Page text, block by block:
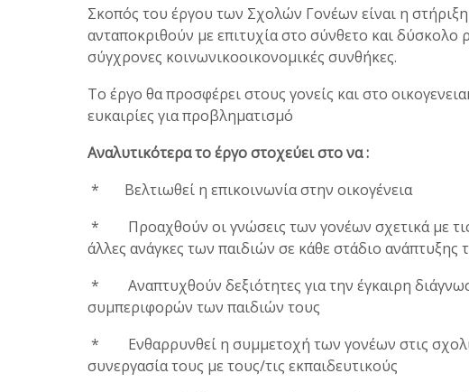
Σκοπός του έργου των Σχολών Γονέων είναι η
ανταποκριθούν με επιτυχία στο σύνθετο και
σύγχρονες κοινωνικοοικονομικές συνθήκες.
Το έργο θα προσφέρει στους γονείς και στο
ευκαιρίες για προβληματισμό
Αναλυτικότερα το έργο στοχεύει στο να :
* Βελτιωθεί η επικοινωνία στην οικογένεια
* Προαχθούν οι γνώσεις των γονέων σχετικά με τις
άλλες ανάγκες των παιδιών σε κάθε στάδιο ανάπτυξης
* Αναπτυχθούν δεξιότητες για την έγκαιρη
συμπεριφορών των παιδιών τους
* Ενθαρρυνθεί η συμμετοχή των γονέων στις
συνεργασία τους με τους/τις εκπαιδευτικούς